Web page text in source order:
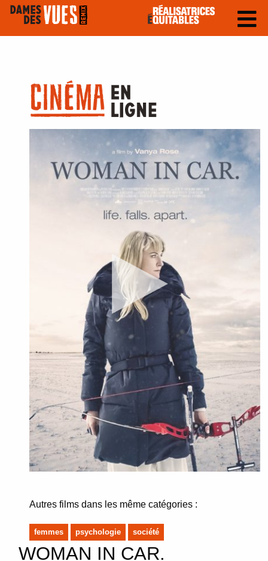
Autres films dans les même catégories :
femmes psychologie société
WOMAN IN CAR.